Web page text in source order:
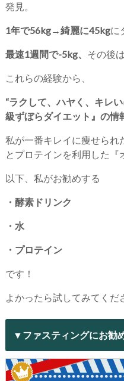
発見。
1年で56kg→綺麗に45kgに
最速1週間で-5kg、 その後
これらの経験から、
“ラクして、ハヤく、キレ
級ずぼらダイエット』の情
私が一番キレイに痩せられ
とプロテインを利用した『
以下、私がお勧めする
・酵素ドリンク
・水
・プロテイン
です！
よかったら試してみてくだ
▼ファスティングにお勧